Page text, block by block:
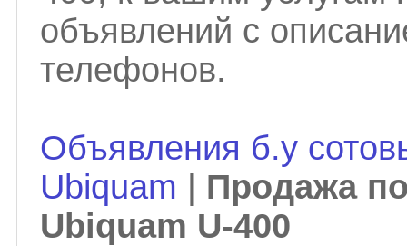
объявлений с
телефонов.
Объявления б.у
Ubiquam
Продажа
Ubiquam U-400